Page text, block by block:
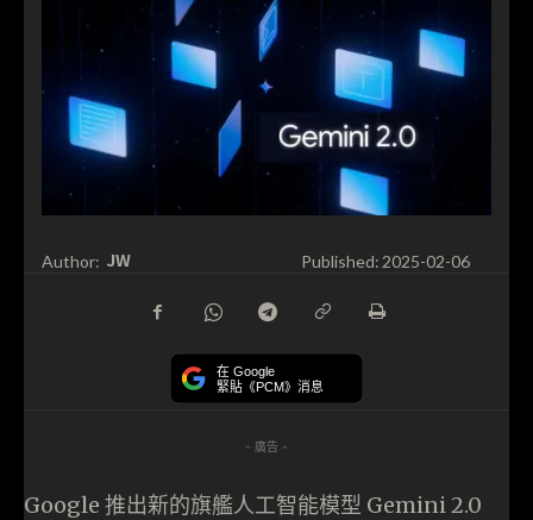
Author: JW Published: 2025-02-06
在 Google
緊貼《PCM》消息
- 廣告 -
Google 推出新的旗艦人工智能模型 Gemini 2.0